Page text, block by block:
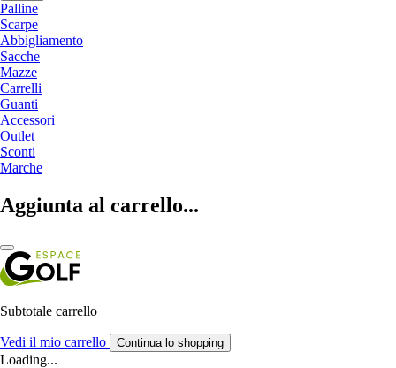
Palline
Scarpe
Abbigliamento
Sacche
Mazze
Carrelli
Guanti
Accessori
Outlet
Sconti
Marche
Aggiunta al carrello...
Subtotale carrello
Vedi il mio carrello Continua lo shopping
Loading...